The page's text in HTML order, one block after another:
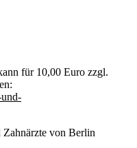
für 10,00 Euro zzgl.
von Berlin